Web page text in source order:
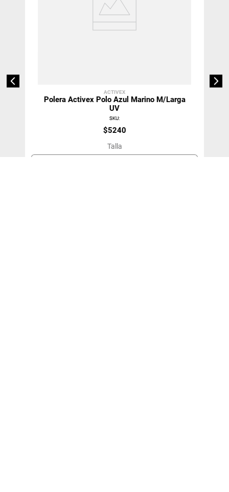
ACTIVEX
Polera Activex Polo Azul Marino M/Larga
UV
SKU:
$5240
Talla